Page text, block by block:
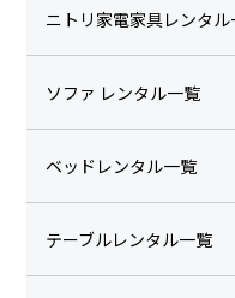
ニトリ家電家具レンタル
ソファ レンタル一覧
ベッドレンタル一覧
テーブルレンタル一覧